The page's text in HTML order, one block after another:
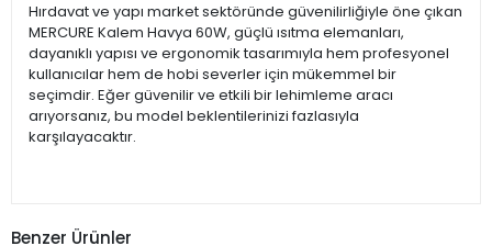
Hırdavat ve yapı market sektöründe güvenilirliğiyle öne çıkan
MERCURE Kalem Havya 60W, güçlü ısıtma elemanları,
dayanıklı yapısı ve ergonomik tasarımıyla hem profesyonel
kullanıcılar hem de hobi severler için mükemmel bir
seçimdir. Eğer güvenilir ve etkili bir lehimleme aracı
arıyorsanız, bu model beklentilerinizi fazlasıyla
karşılayacaktır.
Benzer Ürünler